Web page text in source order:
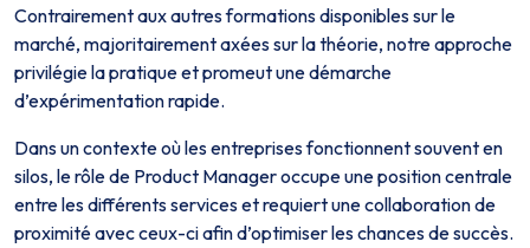
Contrairement aux autres formations disponibles sur le
marché, majoritairement axées sur la théorie, notre approche
privilégie la pratique et promeut une démarche
d’expérimentation rapide.
Dans un contexte où les entreprises fonctionnent souvent en
silos, le rôle de Product Manager occupe une position centrale
entre les différents services et requiert une collaboration de
proximité avec ceux-ci afin d’optimiser les chances de succès.